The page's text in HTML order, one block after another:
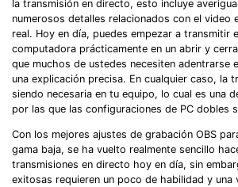
la transmisión en directo, esto incluye
numerosos detalles relacionados con el video
real.󠀲󠀧󠀨󠀦󠀤󠀦󠀨󠀣󠀳󠀰 Hoy en día, puedes empezar a transmitir
computadora prácticamente en un abrir y
que muchos de ustedes necesiten adentrarse
una explicación precisa. En cualquier caso, la
siendo necesaria en tu equipo, lo cual es una
por las que las configuraciones de PC dobles
󠀰Con los mejores ajustes de grabación OBS
gama baja, se ha vuelto realmente sencillo
transmisiones en directo hoy en día, sin
exitosas requieren un poco de habilidad y una